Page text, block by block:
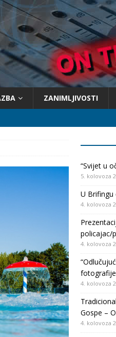
ZANIMLJIVOSTI
“Svijet u
5. kolovoza
U
4. kolovoza
policajac/
4. kolovoza
4. kolovoza
Gospe –
4. kolovoza